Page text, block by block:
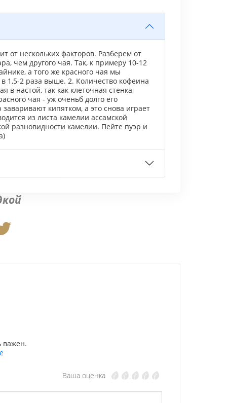
от нескольких факторов. Разберем от
чем другого чая. Так, к примеру 10-12
а того же красного чая мы
1,5-2 раза выше. 2. Количество кофеина
в настой, так как клеточная стенка
чая - уж оченьб долго его
кипятком, а это снова играет
из листа камелии ассамской
разновидности камелии. Пейте пуэр и
важен.
Ваша оценка